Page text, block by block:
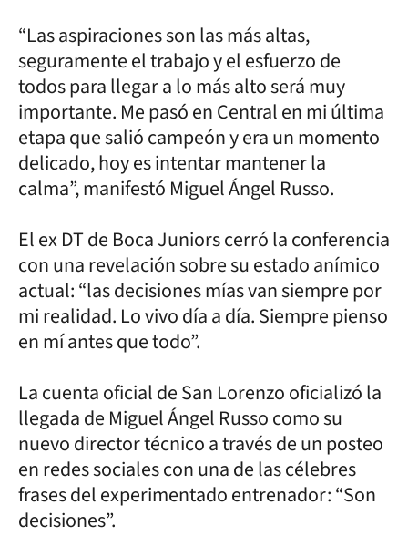
“Las aspiraciones son las más altas,
seguramente el trabajo y el esfuerzo de
todos para llegar a lo más alto será muy
importante. Me pasó en Central en mi última
etapa que salió campeón y era un momento
delicado, hoy es intentar mantener la
calma”, manifestó Miguel Ángel Russo.
El ex DT de Boca Juniors cerró la conferencia
con una revelación sobre su estado anímico
actual: “las decisiones mías van siempre por
mi realidad. Lo vivo día a día. Siempre pienso
en mí antes que todo”.
La cuenta oficial de San Lorenzo oficializó la
llegada de Miguel Ángel Russo como su
nuevo director técnico a través de un posteo
en redes sociales con una de las célebres
frases del experimentado entrenador: “Son
decisiones”.